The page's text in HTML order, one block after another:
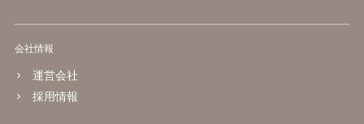
会社情報
運営会社
採用情報